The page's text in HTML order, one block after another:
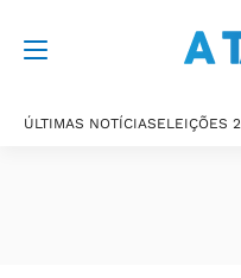
ÚLTIMAS NOTÍCIASELEIÇÕES